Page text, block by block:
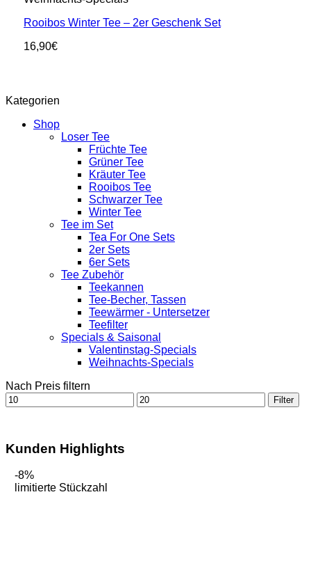
Rooibos Winter Tee – 2er Geschenk Set
16,90€
Kategorien
Shop
Loser Tee
Früchte Tee
Grüner Tee
Kräuter Tee
Rooibos Tee
Schwarzer Tee
Winter Tee
Tee im Set
Tea For One Sets
2er Sets
6er Sets
Tee Zubehör
Teekannen
Tee-Becher, Tassen
Teewärmer - Untersetzer
Teefilter
Specials & Saisonal
Valentinstag-Specials
Weihnachts-Specials
Nach Preis filtern
Min.
Preis
Max.
Preis
Filter
Kunden Highlights
-8%
limitierte Stückzahl